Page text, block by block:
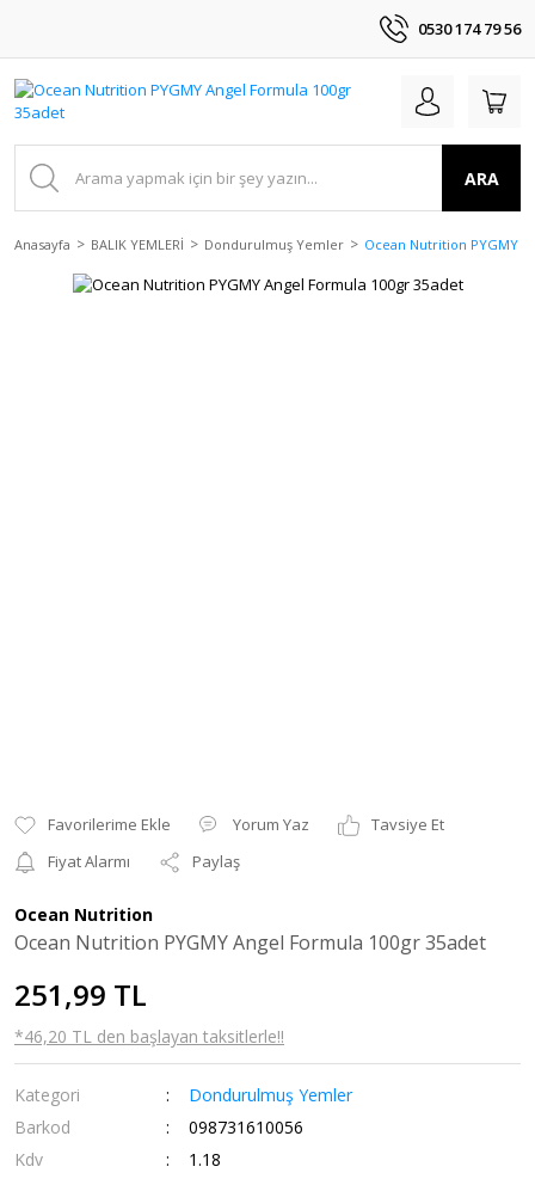
0530 174 79 56
ARA
Anasayfa BALIK YEMLERİ Dondurulmuş Yemler Ocean Nutrition PYGMY
Yorum Yaz
Tavsiye Et
Fiyat Alarmı
Paylaş
Ocean Nutrition
Ocean Nutrition PYGMY Angel Formula 100gr 35adet
251,99 TL
*46,20 TL den başlayan taksitlerle!!
Kategori
Dondurulmuş Yemler
Barkod
098731610056
Kdv
1.18